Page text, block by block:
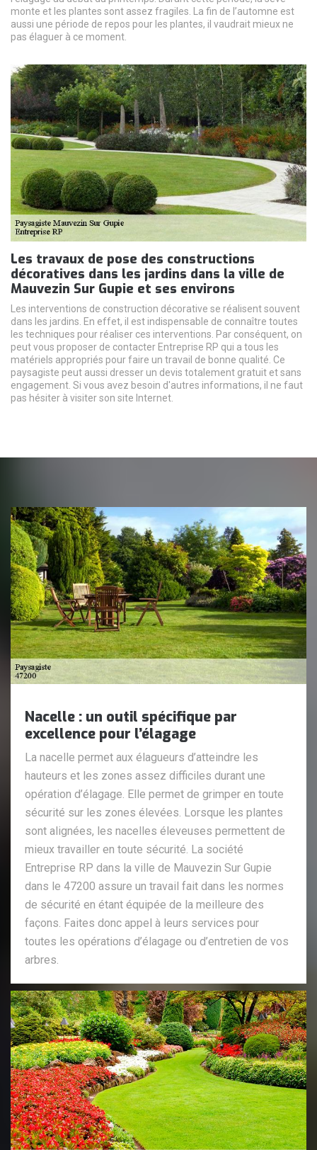
monte et les plantes sont assez fragiles. La fin de l’automne est
aussi une période de repos pour les plantes, il vaudrait mieux ne
pas élaguer à ce moment.
Les travaux de pose des constructions
décoratives dans les jardins dans la ville de
Mauvezin Sur Gupie et ses environs
Les interventions de construction décorative se réalisent souvent
dans les jardins. En effet, il est indispensable de connaître toutes
les techniques pour réaliser ces interventions. Par conséquent, on
peut vous proposer de contacter Entreprise RP qui a tous les
matériels appropriés pour faire un travail de bonne qualité. Ce
paysagiste peut aussi dresser un devis totalement gratuit et sans
engagement. Si vous avez besoin d'autres informations, il ne faut
pas hésiter à visiter son site Internet.
Nacelle : un outil spécifique par
excellence pour l’élagage
La nacelle permet aux élagueurs d’atteindre les
hauteurs et les zones assez difficiles durant une
opération d’élagage. Elle permet de grimper en toute
sécurité sur les zones élevées. Lorsque les plantes
sont alignées, les nacelles éleveuses permettent de
mieux travailler en toute sécurité. La société
Entreprise RP dans la ville de Mauvezin Sur Gupie
dans le 47200 assure un travail fait dans les normes
de sécurité en étant équipée de la meilleure des
façons. Faites donc appel à leurs services pour
toutes les opérations d’élagage ou d’entretien de vos
arbres.